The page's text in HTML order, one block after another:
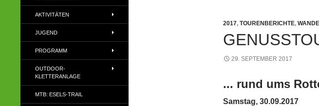
2017, TOURENBERICHTE,
29. SEPTEMBER 2017
... rund ums
Samstag, 30.09.2017
AKTIVITÄTEN
JUGEND
PROGRAMM
OUTDOOR-
KLETTERANLAGE
MTB: ESELS-TRAIL